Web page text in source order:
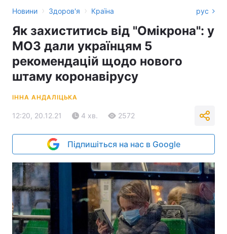
Новини › Здоров'я › Країна рус
Як захиститись від "Омікрона": у
МОЗ дали українцям 5
рекомендацій щодо нового
штаму коронавірусу
ІННА АНДАЛІЦЬКА
12:20, 20.12.21 4 хв. 2572
Підпишіться на нас в Google